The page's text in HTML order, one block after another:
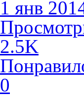
1 янв
2.5K
0